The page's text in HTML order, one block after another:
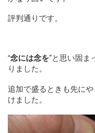
評判通りです。
“念には念を”と思い固ま
りました。
追加で盛るときも先に
けました。